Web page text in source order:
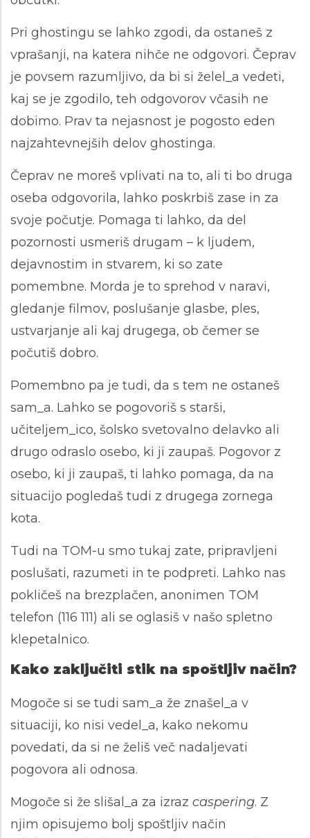
Pri ghostingu se lahko zgodi, da ostaneš z
vprašanji, na katera nihče ne odgovori. Čeprav
je povsem razumljivo, da bi si želel_a vedeti,
kaj se je zgodilo, teh odgovorov včasih ne
dobimo. Prav ta nejasnost je pogosto eden
najzahtevnejših delov ghostinga.
Čeprav ne moreš vplivati na to, ali ti bo druga
oseba odgovorila, lahko poskrbiš zase in za
svoje počutje. Pomaga ti lahko, da del
pozornosti usmeriš drugam – k ljudem,
dejavnostim in stvarem, ki so zate
pomembne. Morda je to sprehod v naravi,
gledanje filmov, poslušanje glasbe, ples,
ustvarjanje ali kaj drugega, ob čemer se
počutiš dobro.
Pomembno pa je tudi, da s tem ne ostaneš
sam_a. Lahko se pogovoriš s starši,
učiteljem_ico, šolsko svetovalno delavko ali
drugo odraslo osebo, ki ji zaupaš. Pogovor z
osebo, ki ji zaupaš, ti lahko pomaga, da na
situacijo pogledaš tudi z drugega zornega
kota.
Tudi na TOM-u smo tukaj zate, pripravljeni
poslušati, razumeti in te podpreti. Lahko nas
pokličeš na brezplačen, anonimen TOM
telefon (116 111) ali se oglasiš v našo spletno
klepetalnico.
Kako zaključiti stik na spoštljiv način?
Mogoče si se tudi sam_a že znašel_a v
situaciji, ko nisi vedel_a, kako nekomu
povedati, da si ne želiš več nadaljevati
pogovora ali odnosa.
Mogoče si že slišal_a za izraz caspering. Z
njim opisujemo bolj spoštljiv način